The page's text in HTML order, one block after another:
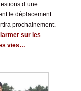
d’une
le déplacement
prochainement.
sur les
vies…